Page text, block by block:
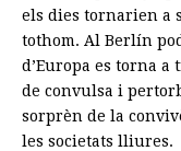
els dies tornarien a
tothom. Al Berlín
d’Europa es torna
de convulsa i
sorprèn de la
les societats lliures.